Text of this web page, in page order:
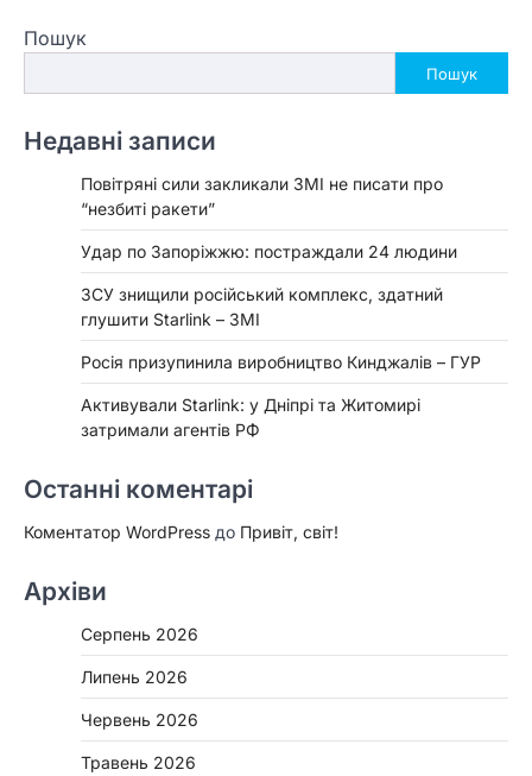
Пошук
Пошук
Недавні записи
Повітряні сили закликали ЗМІ не писати про
“незбиті ракети”
Удар по Запоріжжю: постраждали 24 людини
ЗСУ знищили російський комплекс, здатний
глушити Starlink – ЗМІ
Росія призупинила виробництво Кинджалів – ГУР
Активували Starlink: у Дніпрі та Житомирі
затримали агентів РФ
Останні коментарі
Коментатор WordPress до Привіт, світ!
Архіви
Серпень 2026
Липень 2026
Червень 2026
Травень 2026